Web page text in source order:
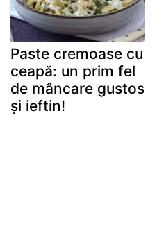
Paste cremoase cu
ceapă: un prim fel
de mâncare gustos
și ieftin!